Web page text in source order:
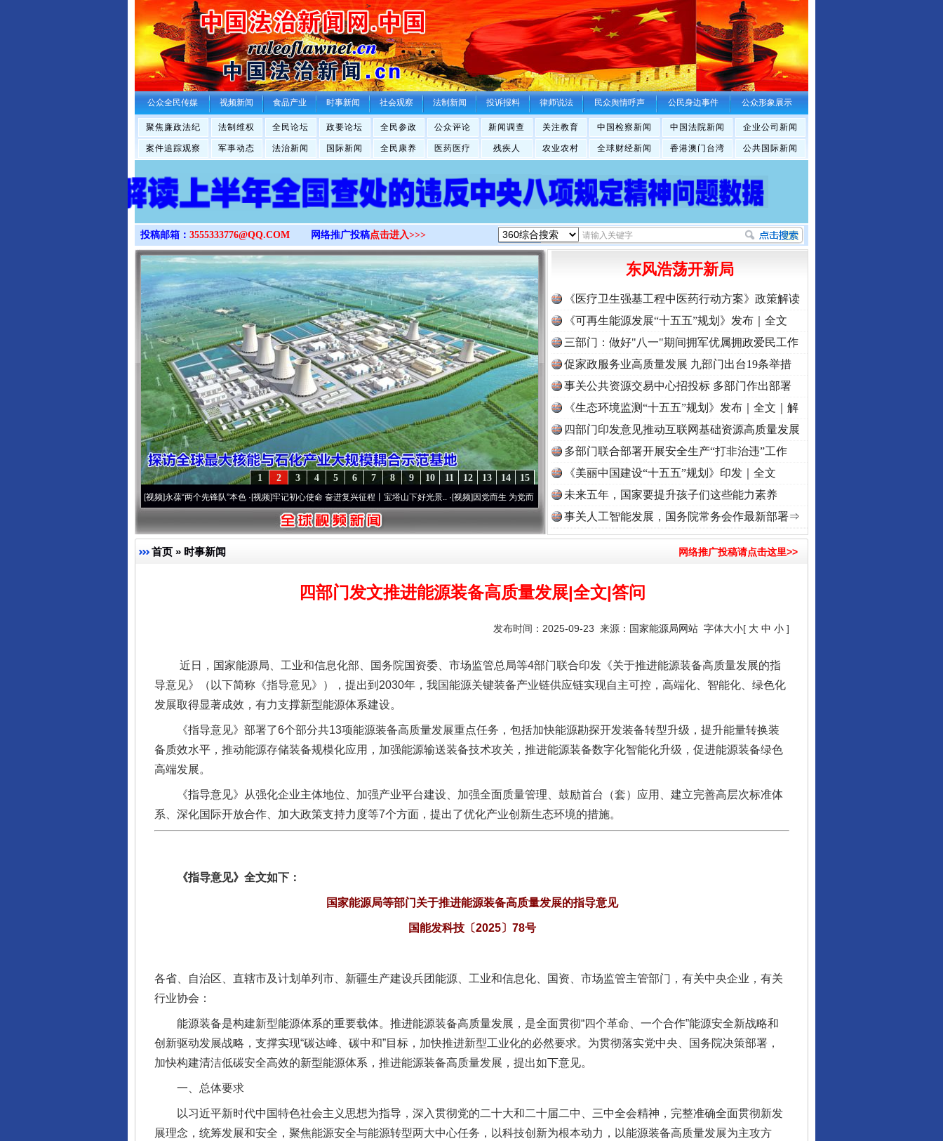
>
公众全民传媒 视频新闻 食品产业 时事新闻 社会观察 法制新闻 投诉报料 律师说法 民众舆情呼声 公民身边事件 公众形象展示
聚焦廉政法纪 法制维权 全民论坛 政要论坛 全民参政 公众评论 新闻调查 关注教育 中国检察新闻 中国法院新闻 企业公司新闻
案件追踪观察 军事动态 法治新闻 国际新闻 全民康养 医药医疗 残疾人 农业农村 全球财经新闻 香港澳门台湾 公共国际新闻
投稿邮箱： 3555333776@QQ.COM 网络推广投稿点击进入>>>
15
14
13
12
11
10
9
8
7
6
5
4
3
2
1
永葆“两个先锋队”本色·[视频]牢记初心使命 奋进复兴征程丨宝塔山下好光景..·[视频]因党而生 为党而战——百年“纪”事⑧加强纪律..·[视频]牢记初心使命 奋进复兴征程丨“转折之城”激荡..
东风浩荡开新局
《医疗卫生强基工程中医药行动方案》政策解读
《可再生能源发展“十五五”规划》发布｜全文
三部门：做好"八一"期间拥军优属拥政爱民工作
促家政服务业高质量发展 九部门出台19条举措
事关公共资源交易中心招投标 多部门作出部署
《生态环境监测“十五五”规划》发布｜全文｜解
读
四部门印发意见推动互联网基础资源高质量发展
多部门联合部署开展安全生产“打非治违”工作
《美丽中国建设“十五五”规划》印发｜全文
未来五年，国家要提升孩子们这些能力素养
事关人工智能发展，国务院常务会作最新部署⇒
首页 » 时事新闻 网络推广投稿请点击这里>>
四部门发文推进能源装备高质量发展|全文|答问
发布时间：2025-09-23 来源： 国家能源局网站 字体大小[ 大 中 小 ]
近日，国家能源局、工业和信息化部、国务院国资委、市场监管总局等4部门联合印发《关于推进能源装备高质量发展的指
导意见》（以下简称《指导意见》），提出到2030年，我国能源关键装备产业链供应链实现自主可控，高端化、智能化、绿色化
发展取得显著成效，有力支撑新型能源体系建设。
《指导意见》部署了6个部分共13项能源装备高质量发展重点任务，包括加快能源勘探开发装备转型升级，提升能量转换装
备质效水平，推动能源存储装备规模化应用，加强能源输送装备技术攻关，推进能源装备数字化智能化升级，促进能源装备绿色
高端发展。
《指导意见》从强化企业主体地位、加强产业平台建设、加强全面质量管理、鼓励首台（套）应用、建立完善高层次标准体
系、深化国际开放合作、加大政策支持力度等7个方面，提出了优化产业创新生态环境的措施。
《指导意见》全文如下：
国家能源局等部门关于推进能源装备高质量发展的指导意见
国能发科技〔2025〕78号
各省、自治区、直辖市及计划单列市、新疆生产建设兵团能源、工业和信息化、国资、市场监管主管部门，有关中央企业，有关
行业协会：
能源装备是构建新型能源体系的重要载体。推进能源装备高质量发展，是全面贯彻“四个革命、一个合作”能源安全新战略和
创新驱动发展战略，支撑实现“碳达峰、碳中和”目标，加快推进新型工业化的必然要求。为贯彻落实党中央、国务院决策部署，
加快构建清洁低碳安全高效的新型能源体系，推进能源装备高质量发展，提出如下意见。
一、总体要求
以习近平新时代中国特色社会主义思想为指导，深入贯彻党的二十大和二十届二中、三中全会精神，完整准确全面贯彻新发
展理念，统筹发展和安全，聚焦能源安全与能源转型两大中心任务，以科技创新为根本动力，以能源装备高质量发展为主攻方